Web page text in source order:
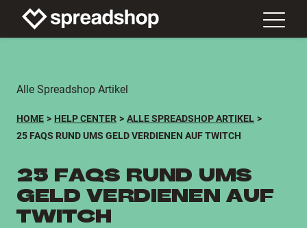
Alle Spreadshop Artikel
HOME HELP CENTER
ALLE SPREADSHOP ARTIKEL
25 FAQS RUND UMS GELD VERDIENEN AUF TWITCH
25 FAQS RUND UMS
GELD VERDIENEN AUF
TWITCH